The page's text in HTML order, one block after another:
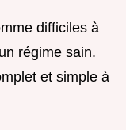
difficiles à
régime sain.
et simple à